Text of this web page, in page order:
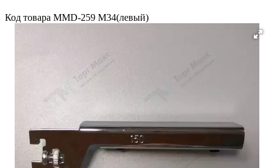
Код товара MMD-259 M34(левый)